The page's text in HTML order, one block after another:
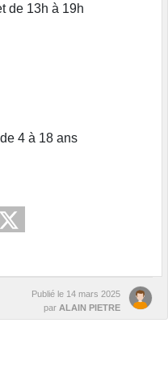
13h à 19h
4 à 18 ans
Publié le 14 mars 2025
par ALAIN PIETRE